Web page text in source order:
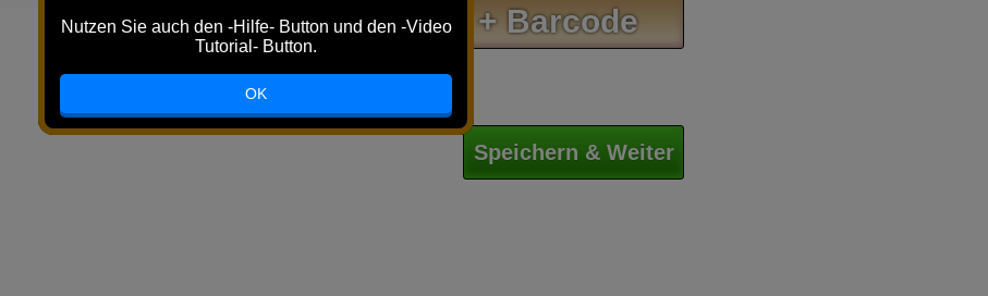
+ Barcode
Speichern & Weiter
Nutzen Sie auch den -Hilfe- Button und den -Video
Tutorial- Button.
OK